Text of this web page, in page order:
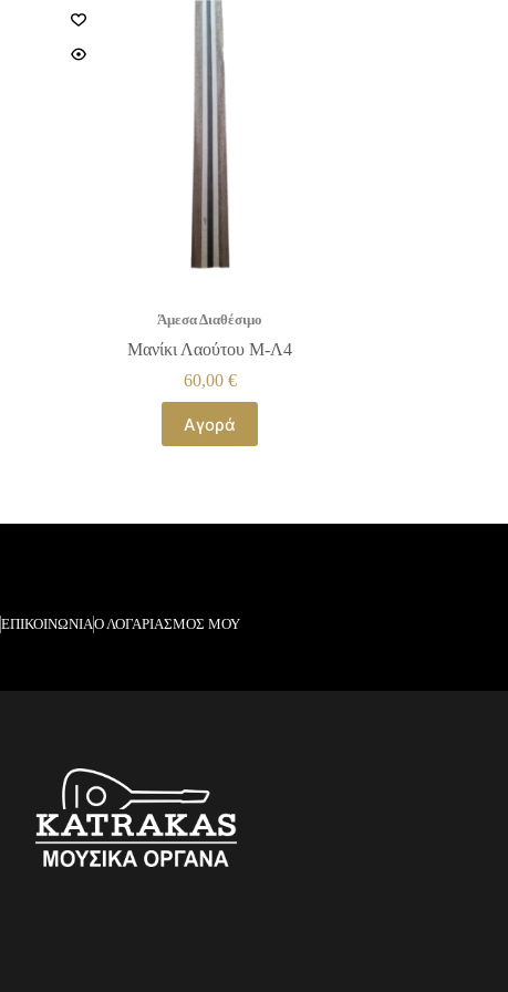
Άμεσα Διαθέσιμο
Μανίκι Λαούτου Μ-Λ4
60,00 €
Αγορά
ΕΠΙΚΟΙΝΩΝΙΑΟ ΛΟΓΑΡΙΑΣΜΟΣ ΜΟΥ